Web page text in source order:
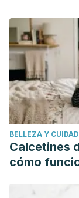
Sibai, B. M.
Pregnancies:
https://doi.org/
MedlinePlus.
https://
Aborto
Ginecologia.
Korby, J.
placenta.
https://
Cl, N.
BELLEZA Y
Calcetines
cómo